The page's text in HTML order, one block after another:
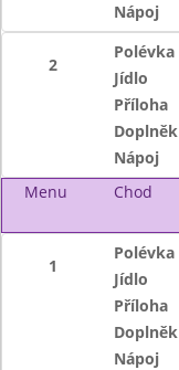
Nápoj
2
Polévka
Jídlo
Příloha
Doplněk
Nápoj
Menu
Chod
1
Polévka
Jídlo
Příloha
Doplněk
Nápoj